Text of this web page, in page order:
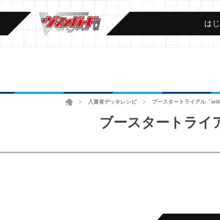
は
ホーム 入賞者デッキレシピ ブースタートライアル「
ブースタートライ